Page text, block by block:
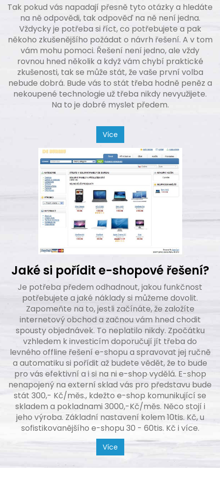
Tak pokud vás napadají přesně tyto otázky a hledáte
na ně odpovědi, tak odpověď na ně není jedna.
Vždycky je potřeba si říct, co potřebujete a pak
někoho zkušenějšího požádat o návrh řešení. A v tom
vám mohu pomoci. Řešení není jedno, ale vždy
rovnou hned několik a když vám chybí praktické
zkušenosti, tak se může stát, že vaše první volba
nebude dobrá. Bude vás to stát třeba hodně peněz a
nekoupené technologie už třeba nikdy nevyužijete.
Na to je dobré myslet předem.
Více
Jaké si pořídit e-shopové řešení?
Je potřeba předem odhadnout, jakou funkčnost
potřebujete a jaké náklady si můžeme dovolit.
Zapomeňte na to, jestli začínáte, že založíte
internetový obchod a začnou vám hned chodit
spousty objednávek. To neplatilo nikdy. Zpočátku
vzhledem k investicím doporučují jít třeba do
levného offline řešení e-shopu a spravovat jej ručně
a automatiku si pořídit až budete vědět, že to bude
pro vás efektivní a i si na ni e-shop vydělá. E-shop
nenapojený na externí sklad vás pro představu bude
stát 300,- Kč/měs., kdežto e-shop komunikující se
skladem a pokladnami 3000,-Kč/měs. Něco stojí i
jeho výroba. Základní nastavení kolem 10tis. Kč, u
sofistikovanějšího e-shopu 30 - 60tis. Kč i více.
Více